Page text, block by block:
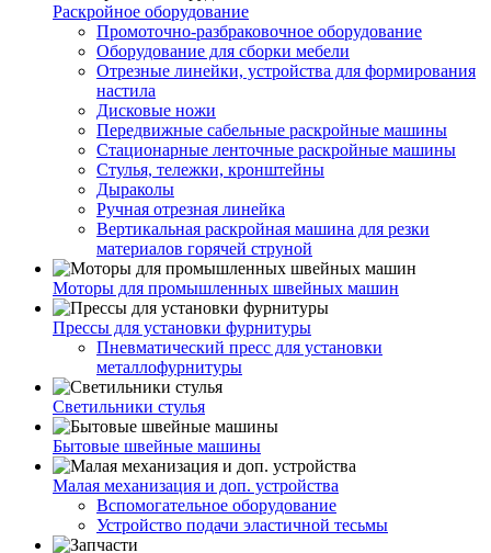
Раскройное оборудование
Промоточно-разбраковочное оборудование
Оборудование для сборки мебели
Отрезные линейки, устройства для формирования
настила
Дисковые ножи
Передвижные сабельные раскройные машины
Стационарные ленточные раскройные машины
Стулья, тележки, кронштейны
Дыраколы
Ручная отрезная линейка
Вертикальная раскройная машина для резки
материалов горячей струной
Моторы для промышленных швейных машин
Прессы для установки фурнитуры
Пневматический пресс для установки
металлофурнитуры
Светильники стулья
Бытовые швейные машины
Малая механизация и доп. устройства
Вспомогательное оборудование
Устройство подачи эластичной тесьмы